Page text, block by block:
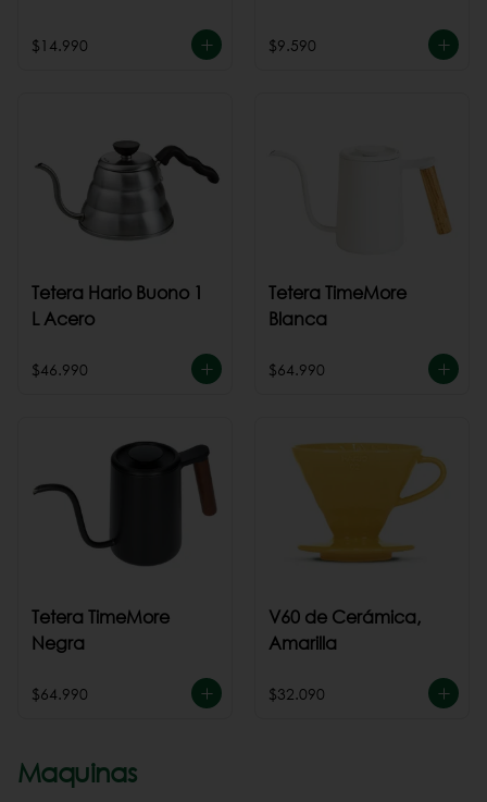
$14.990 $9.590
Tetera Hario Buono 1
L Acero
$46.990
Tetera TimeMore
Blanca
$64.990
Tetera TimeMore
Negra
$64.990
V60 de Cerámica,
Amarilla
$32.090
Maquinas